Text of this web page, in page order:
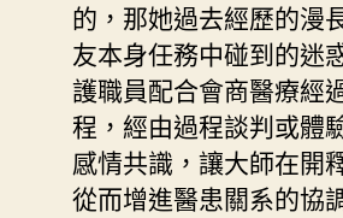
的，那她過去經歷的漫
友本身任務中碰到的迷
護職員配合會商醫療經
程，經由過程談判或體
感情共識，讓大師在開
從而增進醫患關系的協